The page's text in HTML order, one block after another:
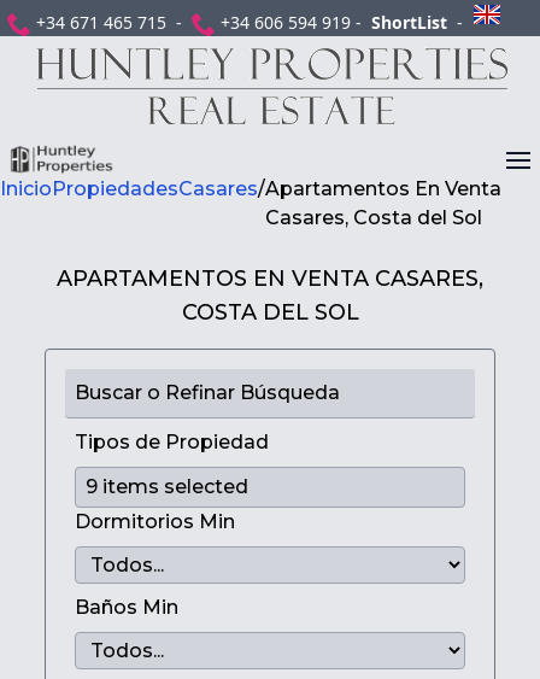
+34 671 465 715 - +34 606 594 919 - ShortList -
InicioPropiedadesCasares/Apartamentos En Venta
Casares, Costa del Sol
APARTAMENTOS EN VENTA CASARES,
COSTA DEL SOL
Buscar o Refinar Búsqueda
Tipos de Propiedad
Dormitorios Min
Baños Min